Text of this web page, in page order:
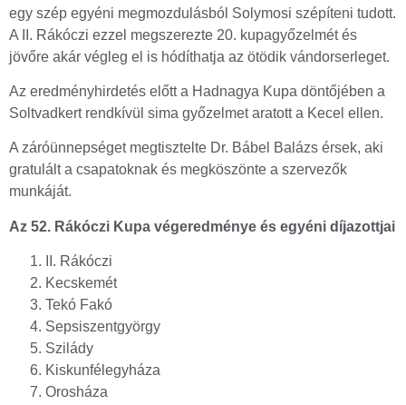
egy szép egyéni megmozdulásból Solymosi szépíteni tudott.
A II. Rákóczi ezzel megszerezte 20. kupagyőzelmét és
jövőre akár végleg el is hódíthatja az ötödik vándorserleget.
Az eredményhirdetés előtt a Hadnagya Kupa döntőjében a
Soltvadkert rendkívül sima győzelmet aratott a Kecel ellen.
A záróünnepséget megtisztelte Dr. Bábel Balázs érsek, aki
gratulált a csapatoknak és megköszönte a szervezők
munkáját.
Az 52. Rákóczi Kupa végeredménye és egyéni díjazottjai
II. Rákóczi
Kecskemét
Tekó Fakó
Sepsiszentgyörgy
Szilády
Kiskunfélegyháza
Orosháza